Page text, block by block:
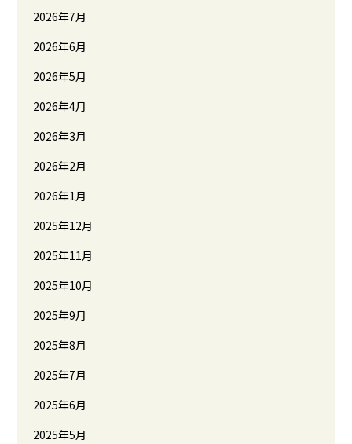
2026年7月
2026年6月
2026年5月
2026年4月
2026年3月
2026年2月
2026年1月
2025年12月
2025年11月
2025年10月
2025年9月
2025年8月
2025年7月
2025年6月
2025年5月